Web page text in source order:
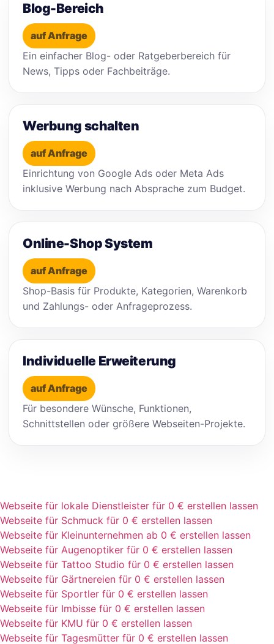
Blog-Bereich
auf Anfrage
Ein einfacher Blog- oder Ratgeberbereich für
News, Tipps oder Fachbeiträge.
Werbung schalten
auf Anfrage
Einrichtung von Google Ads oder Meta Ads
inklusive Werbung nach Absprache zum Budget.
Online-Shop System
auf Anfrage
Shop-Basis für Produkte, Kategorien, Warenkorb
und Zahlungs- oder Anfrageprozess.
Individuelle Erweiterung
auf Anfrage
Für besondere Wünsche, Funktionen,
Schnittstellen oder größere Webseiten-Projekte.
Webseite für lokale Dienstleister für 0 € erstellen lassen
Webseite für Schmuck für 0 € erstellen lassen
Webseite für Kleinunternehmen ab 0 € erstellen lassen
Webseite für Augenoptiker für 0 € erstellen lassen
Webseite für Tattoo Studio für 0 € erstellen lassen
Webseite für Gärtnereien für 0 € erstellen lassen
Webseite für Sportler für 0 € erstellen lassen
Webseite für Imbisse für 0 € erstellen lassen
Webseite für KMU für 0 € erstellen lassen
Webseite für Tagesmütter für 0 € erstellen lassen